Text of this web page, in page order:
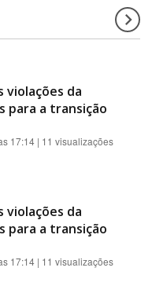
violações da
para a transição
17:14 | 11 visualizações
violações da
para a transição
17:14 | 11 visualizações